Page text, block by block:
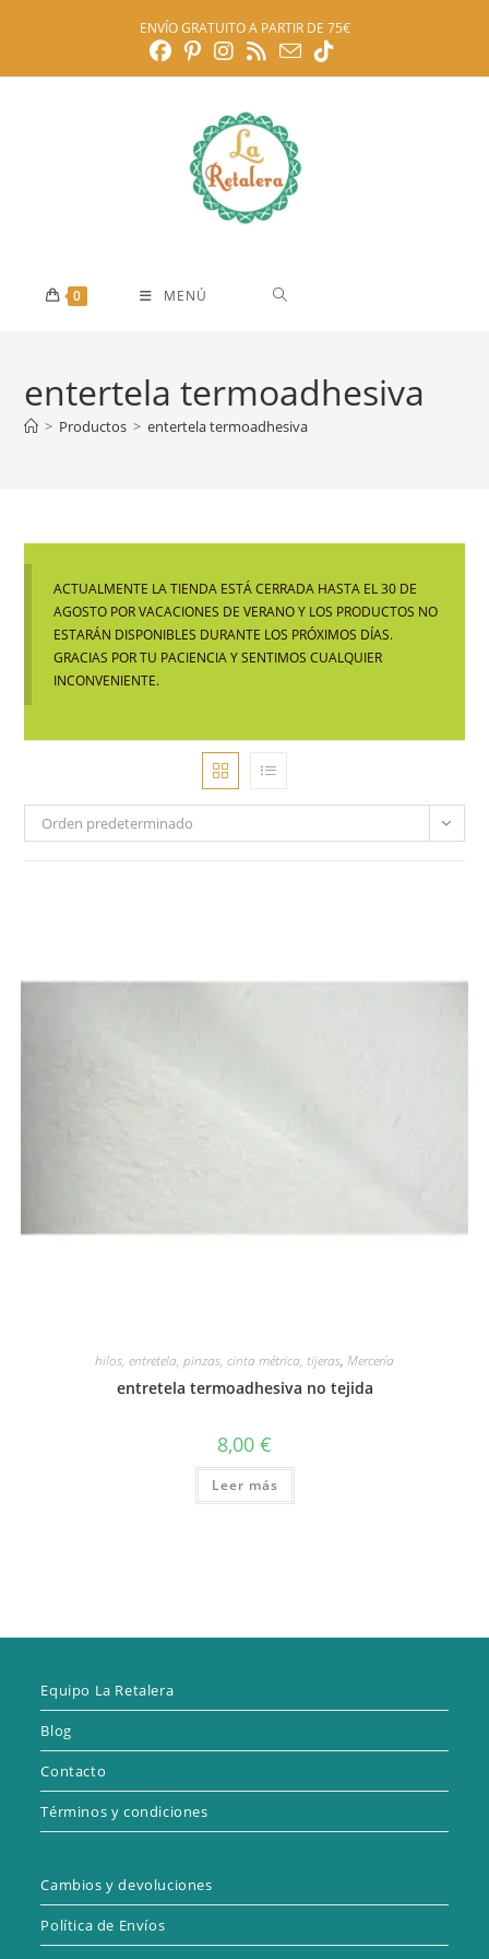
ENVÍO GRATUITO A PARTIR DE 75€
0 MENÚ
entertela termoadhesiva
> Productos > entertela termoadhesiva
ACTUALMENTE LA TIENDA ESTÁ CERRADA HASTA EL 30 DE
AGOSTO POR VACACIONES DE VERANO Y LOS PRODUCTOS NO
ESTARÁN DISPONIBLES DURANTE LOS PRÓXIMOS DÍAS.
GRACIAS POR TU PACIENCIA Y SENTIMOS CUALQUIER
INCONVENIENTE.
Orden predeterminado
hilos, entretela, pinzas, cinta métrica, tijeras, Mercería
entretela termoadhesiva no tejida
8,00 €
Leer más
Equipo La Retalera
Blog
Contacto
Términos y condiciones
Cambios y devoluciones
Política de Envíos